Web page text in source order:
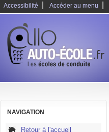
Accessibilité Accéder au menu
NAVIGATION
Retour à l'accueil